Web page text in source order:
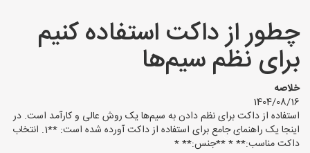
سایر گروه ها
فروشنده های لوازم برقی
چطور از داکت استفاده کنیم
برای نظم سیم‌ها
خلاصه
1404/08/16
استفاده از داکت برای نظم دادن به سیم‌ها یک روش عالی و کارآمد است. در
اینجا یک راهنمای جامع برای استفاده از داکت آورده شده است: **1. انتخاب
داکت مناسب:** * **جنس:** *